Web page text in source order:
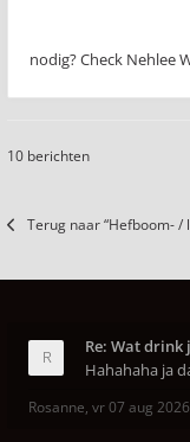
nodig? Check Nehlee
10 berichten
Terug naar “Hefboom- /
Re: Wat drink
Hahahaha ja
Rosanne, vr 07 aug